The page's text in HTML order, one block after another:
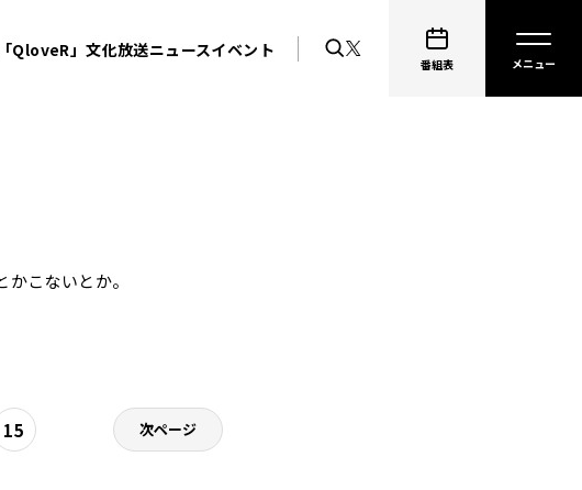
QloveR」文化放送ニュースイベント
番組表
こないとか。
15 次ページ